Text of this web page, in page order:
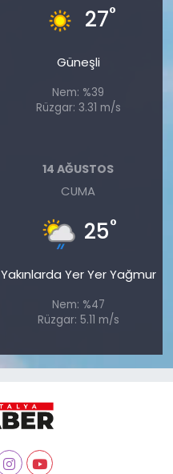
27°
Güneşli
Nem: %39
Rüzgar: 3.31 m/s
14 AĞUSTOS
CUMA
25°
Yakınlarda Yer Yer Yağmur
Nem: %47
Rüzgar: 5.11 m/s